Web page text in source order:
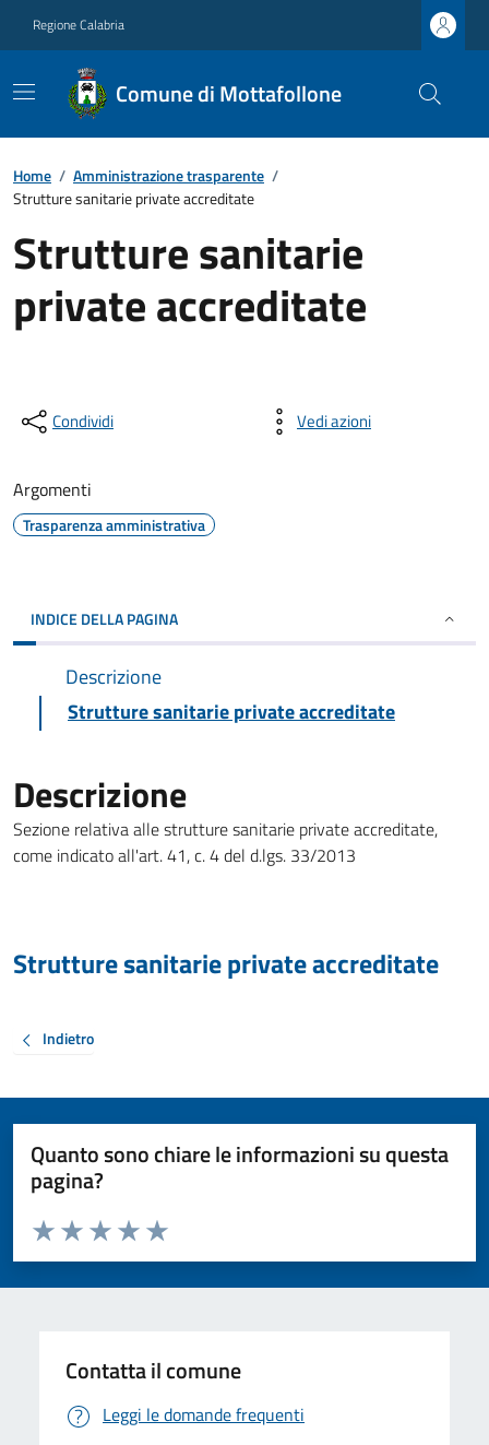
Regione Calabria
Comune di Mottafollone
Home / Amministrazione trasparente /
Strutture sanitarie private accreditate
Strutture sanitarie
private accreditate
Condividi Vedi azioni
Argomenti
Trasparenza amministrativa
INDICE DELLA PAGINA
Descrizione
Strutture sanitarie private accreditate
Descrizione
Sezione relativa alle strutture sanitarie private accreditate,
come indicato all'art. 41, c. 4 del d.lgs. 33/2013
Strutture sanitarie private accreditate
Indietro
Quanto sono chiare le informazioni su questa
pagina?
Valuta da 1 a 5 stelle la pagina
Valuta 5 stelle su 5
Valuta 4 stelle su 5
Valuta 3 stelle su 5
Valuta 2 stelle su 5
Valuta 1 stelle su 5
Contatta il comune
Leggi le domande frequenti